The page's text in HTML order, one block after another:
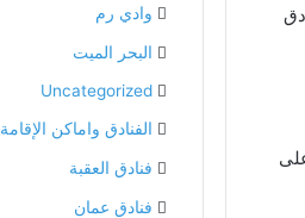
وادي رم
البحر الميت
Uncategorized
الفنادق واماكن الإقامة
فنادق العقبة
فنادق عمان